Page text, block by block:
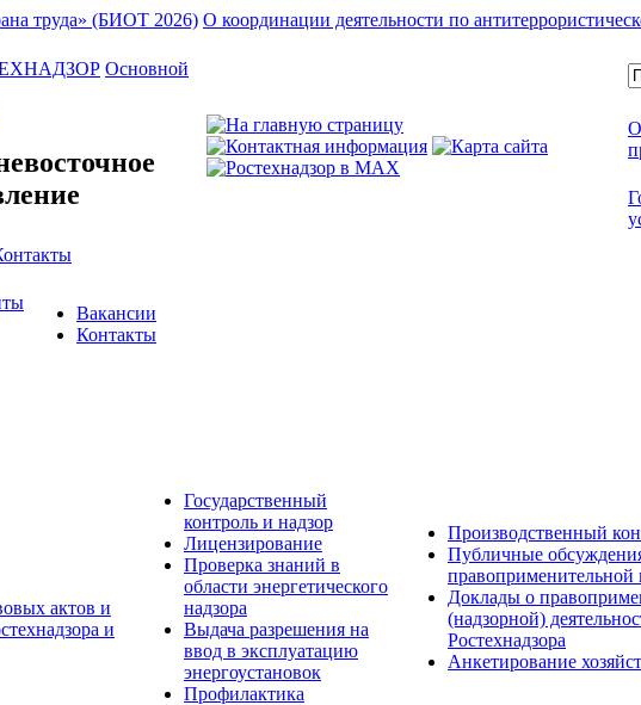
труда» (БИОТ 2026) О координации деятельности по
Основной
Вакансии
Контакты
актов и
и
Государственный
контроль и надзор
Лицензирование
Проверка знаний в
области энергетического
надзора
Выдача разрешения на
ввод в эксплуатацию
энергоустановок
Профилактика
Производственный
Публичные обсуждения
правоприменительной
Доклады о
(надзорной)
Ростехнадзора
Анкетирование